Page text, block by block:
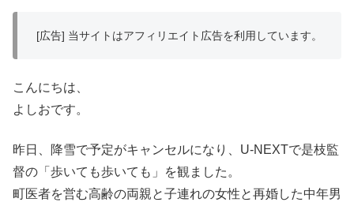
[広告] 当サイトはアフィリエイト広告を利用しています。
こんにちは、
よしおです。
昨日、降雪で予定がキャンセルになり、U-NEXTで是枝監
督の「歩いても歩いても」を観ました。
町医者を営む高齢の両親と子連れの女性と再婚した中年男